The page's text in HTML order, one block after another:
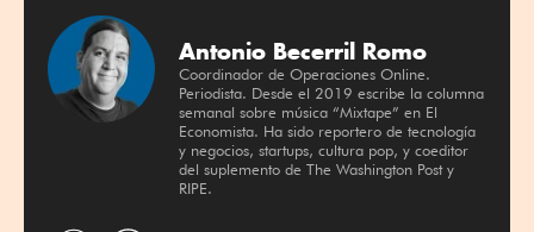
Antonio Becerril Romo
Coordinador de Operaciones Online.
Periodista. Desde el 2019 escribe la columna
semanal sobre música “Mixtape” en El
Economista. Ha sido reportero de tecnología
y negocios, startups, cultura pop, y coeditor
del suplemento de The Washington Post y
RIPE.